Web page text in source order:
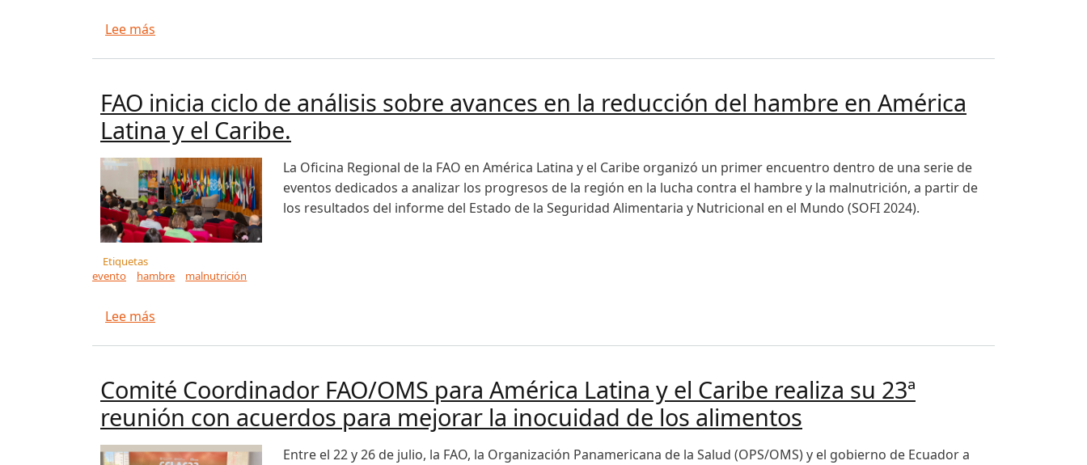
Lee más
FAO inicia ciclo de análisis sobre avances en la reducción del hambre en América
Latina y el Caribe.
La Oficina Regional de la FAO en América Latina y el Caribe organizó un primer encuentro dentro de una serie de
eventos dedicados a analizar los progresos de la región en la lucha contra el hambre y la malnutrición, a partir de
los resultados del informe del Estado de la Seguridad Alimentaria y Nutricional en el Mundo (SOFI 2024).
Etiquetas
evento
hambre malnutrición
Lee más
Comité Coordinador FAO/OMS para América Latina y el Caribe realiza su 23ª
reunión con acuerdos para mejorar la inocuidad de los alimentos
Entre el 22 y 26 de julio, la FAO, la Organización Panamericana de la Salud (OPS/OMS) y el gobierno de Ecuador a